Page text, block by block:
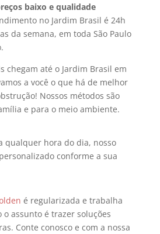
baixo e qualidade
no Jardim Brasil é 24h
da semana, em toda São Paulo
chegam até o Jardim Brasil em
a você o que há de melhor
Nossos métodos são
e para o meio ambiente.
qualquer hora do dia, nosso
conforme a sua
é regularizada e trabalha
assunto é trazer soluções
Conte conosco e com a nossa